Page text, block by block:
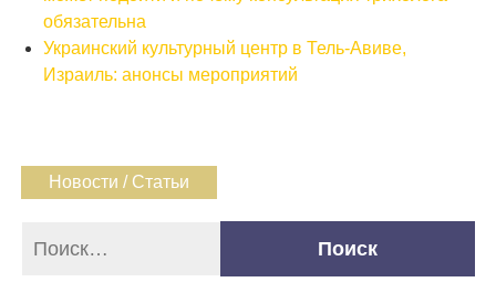
обязательна
Украинский культурный центр в Тель-Авиве,
Израиль: анонсы мероприятий
Новости / Статьи